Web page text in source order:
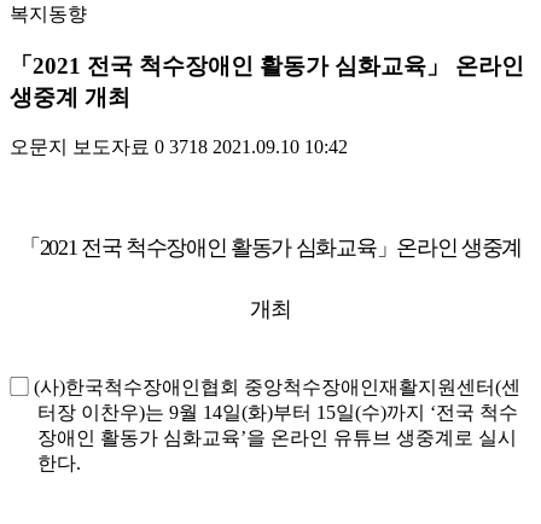
복지동향
「2021 전국 척수장애인 활동가 심화교육」 온라인
생중계 개최
오문지 보도자료 0 3718 2021.09.10 10:42
「 2021 전국 척수장애인 활동가 심화교육」 온라인 생중계
개최
(사)한국척수장애인협회 중앙척수장애인재활지원센터(센
터장 이찬우)는9월 14일(화)부터 15일(수)까지 ‘전국 척수
장애인 활동가 심화교육’을 온라인 유튜브 생중계로 실시
한다.